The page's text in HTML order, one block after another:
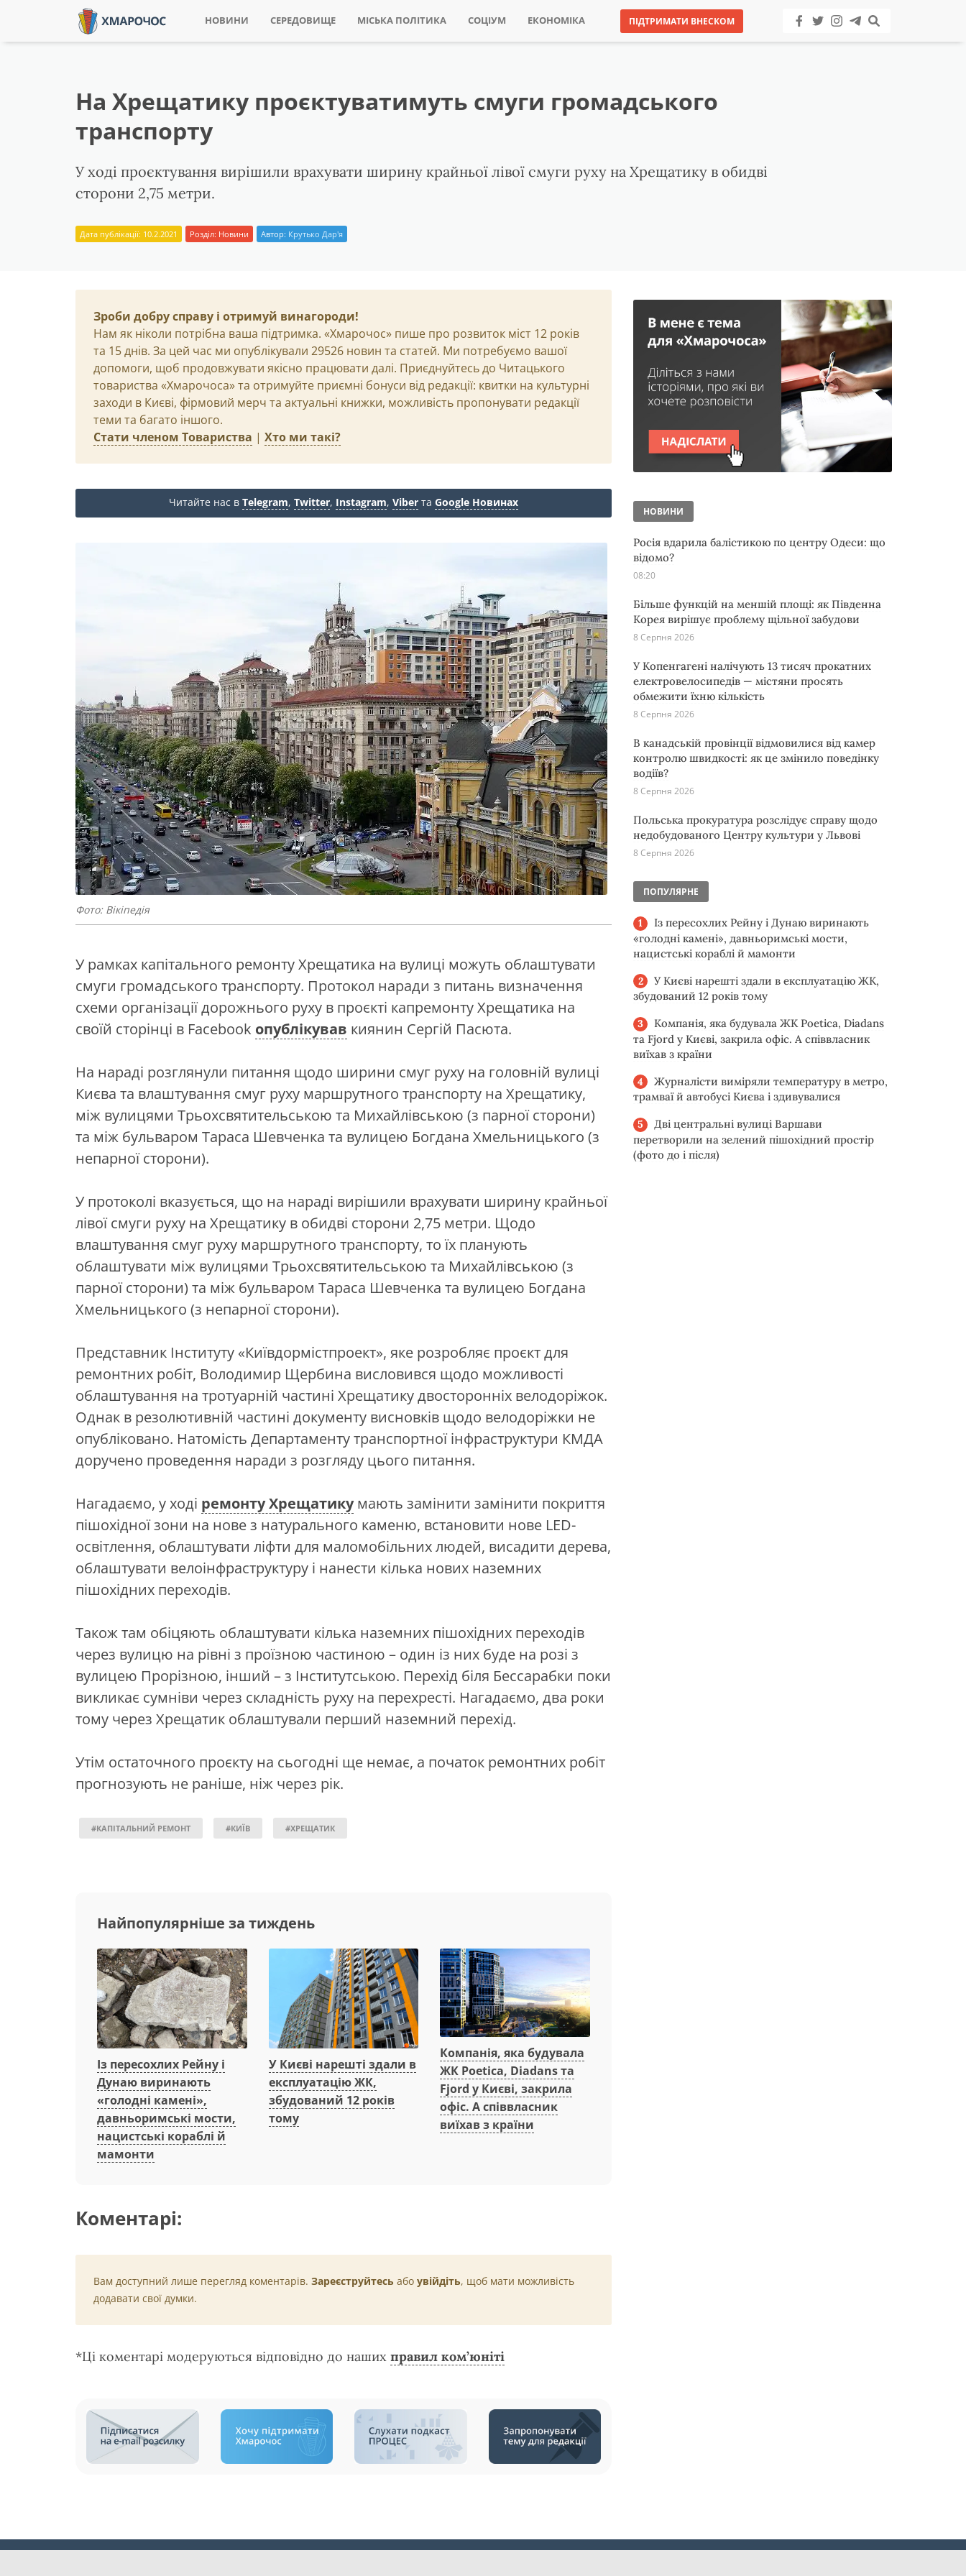
НОВИНИ СЕРЕДОВИЩЕ МІСЬКА ПОЛІТИКА СОЦІУМ ЕКОНОМІКА ПІДТРИМАТИ ВНЕСКОМ
На Хрещатику проєктуватимуть смуги громадського
транспорту
У ході проєктування вирішили врахувати ширину крайньої лівої смуги руху на Хрещатику в обидві
сторони 2,75 метри.
Дата публікації: 10.2.2021 Розділ: Новини Автор: Крутько Дар'я
Зроби добру справу і отримуй винагороди!
Нам як ніколи потрібна ваша підтримка. «Хмарочос» пише про розвиток міст 12 років
та 15 днів. За цей час ми опублікували 29526 новин та статей. Ми потребуємо вашої
допомоги, щоб продовжувати якісно працювати далі. Приєднуйтесь до Читацького
товариства «Хмарочоса» та отримуйте приємні бонуси від редакції: квитки на культурні
заходи в Києві, фірмовий мерч та актуальні книжки, можливість пропонувати редакції
теми та багато іншого.
Стати членом Товариства | Хто ми такі?
Читайте нас в Telegram, Twitter, Instagram, Viber та Google Новинах
Фото: Вікіпедія
У рамках капітального ремонту Хрещатика на вулиці можуть облаштувати
смуги громадського транспорту. Протокол наради з питань визначення
схеми організації дорожнього руху в проєкті капремонту Хрещатика на
своїй сторінці в Facebook опублікував киянин Сергій Пасюта.
На нараді розглянули питання щодо ширини смуг руху на головній вулиці
Києва та влаштування смуг руху маршрутного транспорту на Хрещатику,
між вулицями Трьохсвятительською та Михайлівською (з парної сторони)
та між бульваром Тараса Шевченка та вулицею Богдана Хмельницького (з
непарної сторони).
У протоколі вказується, що на нараді вирішили врахувати ширину крайньої
лівої смуги руху на Хрещатику в обидві сторони 2,75 метри. Щодо
влаштування смуг руху маршрутного транспорту, то їх планують
облаштувати між вулицями Трьохсвятительською та Михайлівською (з
парної сторони) та між бульваром Тараса Шевченка та вулицею Богдана
Хмельницького (з непарної сторони).
Представник Інституту «Київдормістпроект», яке розробляє проєкт для
ремонтних робіт, Володимир Щербина висловився щодо можливості
облаштування на тротуарній частині Хрещатику двосторонніх велодоріжок.
Однак в резолютивній частині документу висновків щодо велодоріжки не
опубліковано. Натомість Департаменту транспортної інфраструктури КМДА
доручено проведення наради з розгляду цього питання.
Нагадаємо, у ході ремонту Хрещатику мають замінити замінити покриття
пішохідної зони на нове з натурального каменю, встановити нове LED-
освітлення, облаштувати ліфти для маломобільних людей, висадити дерева,
облаштувати велоінфраструктуру і нанести кілька нових наземних
пішохідних переходів.
Також там обіцяють облаштувати кілька наземних пішохідних переходів
через вулицю на рівні з проїзною частиною – один із них буде на розі з
вулицею Прорізною, інший – з Інститутською. Перехід біля Бессарабки поки
викликає сумніви через складність руху на перехресті. Нагадаємо, два роки
тому через Хрещатик облаштували перший наземний перехід.
Утім остаточного проєкту на сьогодні ще немає, а початок ремонтних робіт
прогнозують не раніше, ніж через рік.
#КАПІТАЛЬНИЙ РЕМОНТ #КИЇВ #ХРЕЩАТИК
Найпопулярніше за тиждень
Із пересохлих Рейну і
Дунаю виринають
«голодні камені»,
давньоримські мости,
нацистські кораблі й
мамонти
У Києві нарешті здали в
експлуатацію ЖК,
збудований 12 років
тому
Компанія, яка будувала
ЖК Poetica, Diadans та
Fjord у Києві, закрила
офіс. А співвласник
виїхав з країни
Коментарі:
Вам доступний лише перегляд коментарів. Зареєструйтесь або увійдіть, щоб мати можливість
додавати свої думки.
*Ці коментарі модеруються відповідно до наших правил ком’юніті
НОВИНИ
Росія вдарила балістикою по центру Одеси: що
відомо?
08:20
Більше функцій на меншій площі: як Південна
Корея вирішує проблему щільної забудови
8 Серпня 2026
У Копенгагені налічують 13 тисяч прокатних
електровелосипедів — містяни просять
обмежити їхню кількість
8 Серпня 2026
В канадській провінції відмовилися від камер
контролю швидкості: як це змінило поведінку
водіїв?
8 Серпня 2026
Польська прокуратура розслідує справу щодо
недобудованого Центру культури у Львові
8 Серпня 2026
ПОПУЛЯРНЕ
Із пересохлих Рейну і Дунаю виринають
«голодні камені», давньоримські мости,
нацистські кораблі й мамонти
У Києві нарешті здали в експлуатацію ЖК,
збудований 12 років тому
Компанія, яка будувала ЖК Poetica, Diadans
та Fjord у Києві, закрила офіс. А співвласник
виїхав з країни
Журналісти виміряли температуру в метро,
трамваї й автобусі Києва і здивувалися
Дві центральні вулиці Варшави
перетворили на зелений пішохідний простір
(фото до і після)